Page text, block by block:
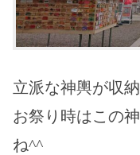
立派な神輿が収
お祭り時はこの
ね^^